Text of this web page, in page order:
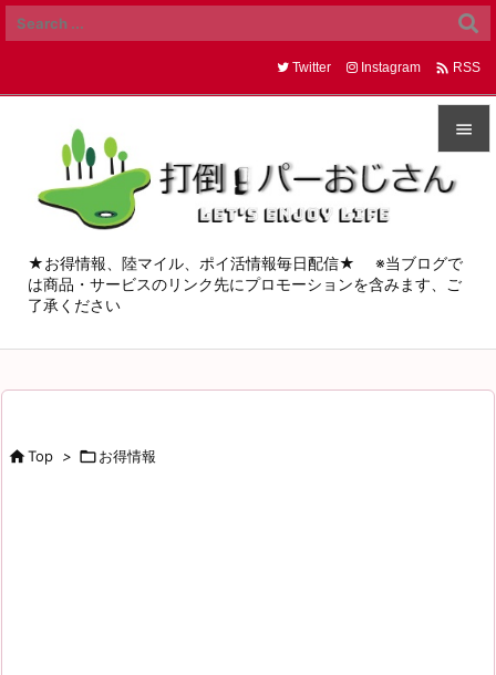


メニュ
サイド


Twitter Instagram  RSS
★お得情報、陸マイル、ポイ活情報毎日配信★ ※当ブログで
は商品・サービスのリンク先にプロモーションを含みます、ご
了承ください
Top > お得情報